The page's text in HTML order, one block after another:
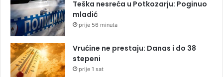
Teška nesreća u Potkozarju: Poginuo
mladić
prije 56 minuta
Vrućine ne prestaju: Danas i do 38
stepeni
prije 1 sat